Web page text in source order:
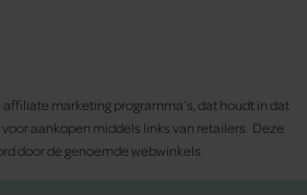
marketing programma’s, dat houdt in dat
aankopen middels links van retailers. Deze
door de genoemde webwinkels.